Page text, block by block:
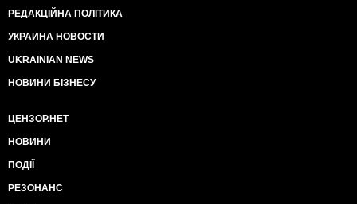
РЕДАКЦІЙНА ПОЛІТИКА
УКРАИНА НОВОСТИ
UKRAINIAN NEWS
НОВИНИ БІЗНЕСУ
ЦЕНЗОР.НЕТ
НОВИНИ
ПОДІЇ
РЕЗОНАНС